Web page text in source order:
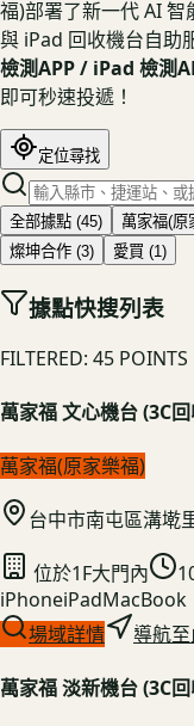
福)部署了新一代 AI
與 iPad 回收機台自助
檢測APP / iPad 檢測
即可秒速投遞！
定位尋找
全部據點 (45) 萬家福(原
燦坤合作 (3) 愛買 (1)
據點快搜列表
FILTERED: 45 POINTS
萬家福 文心機台 (3C
萬家福(原家樂福)
台中市南屯區溝墘
位於1F大門內
iPhoneiPadMacBook
場域詳情
導航
萬家福 淡新機台 (3C